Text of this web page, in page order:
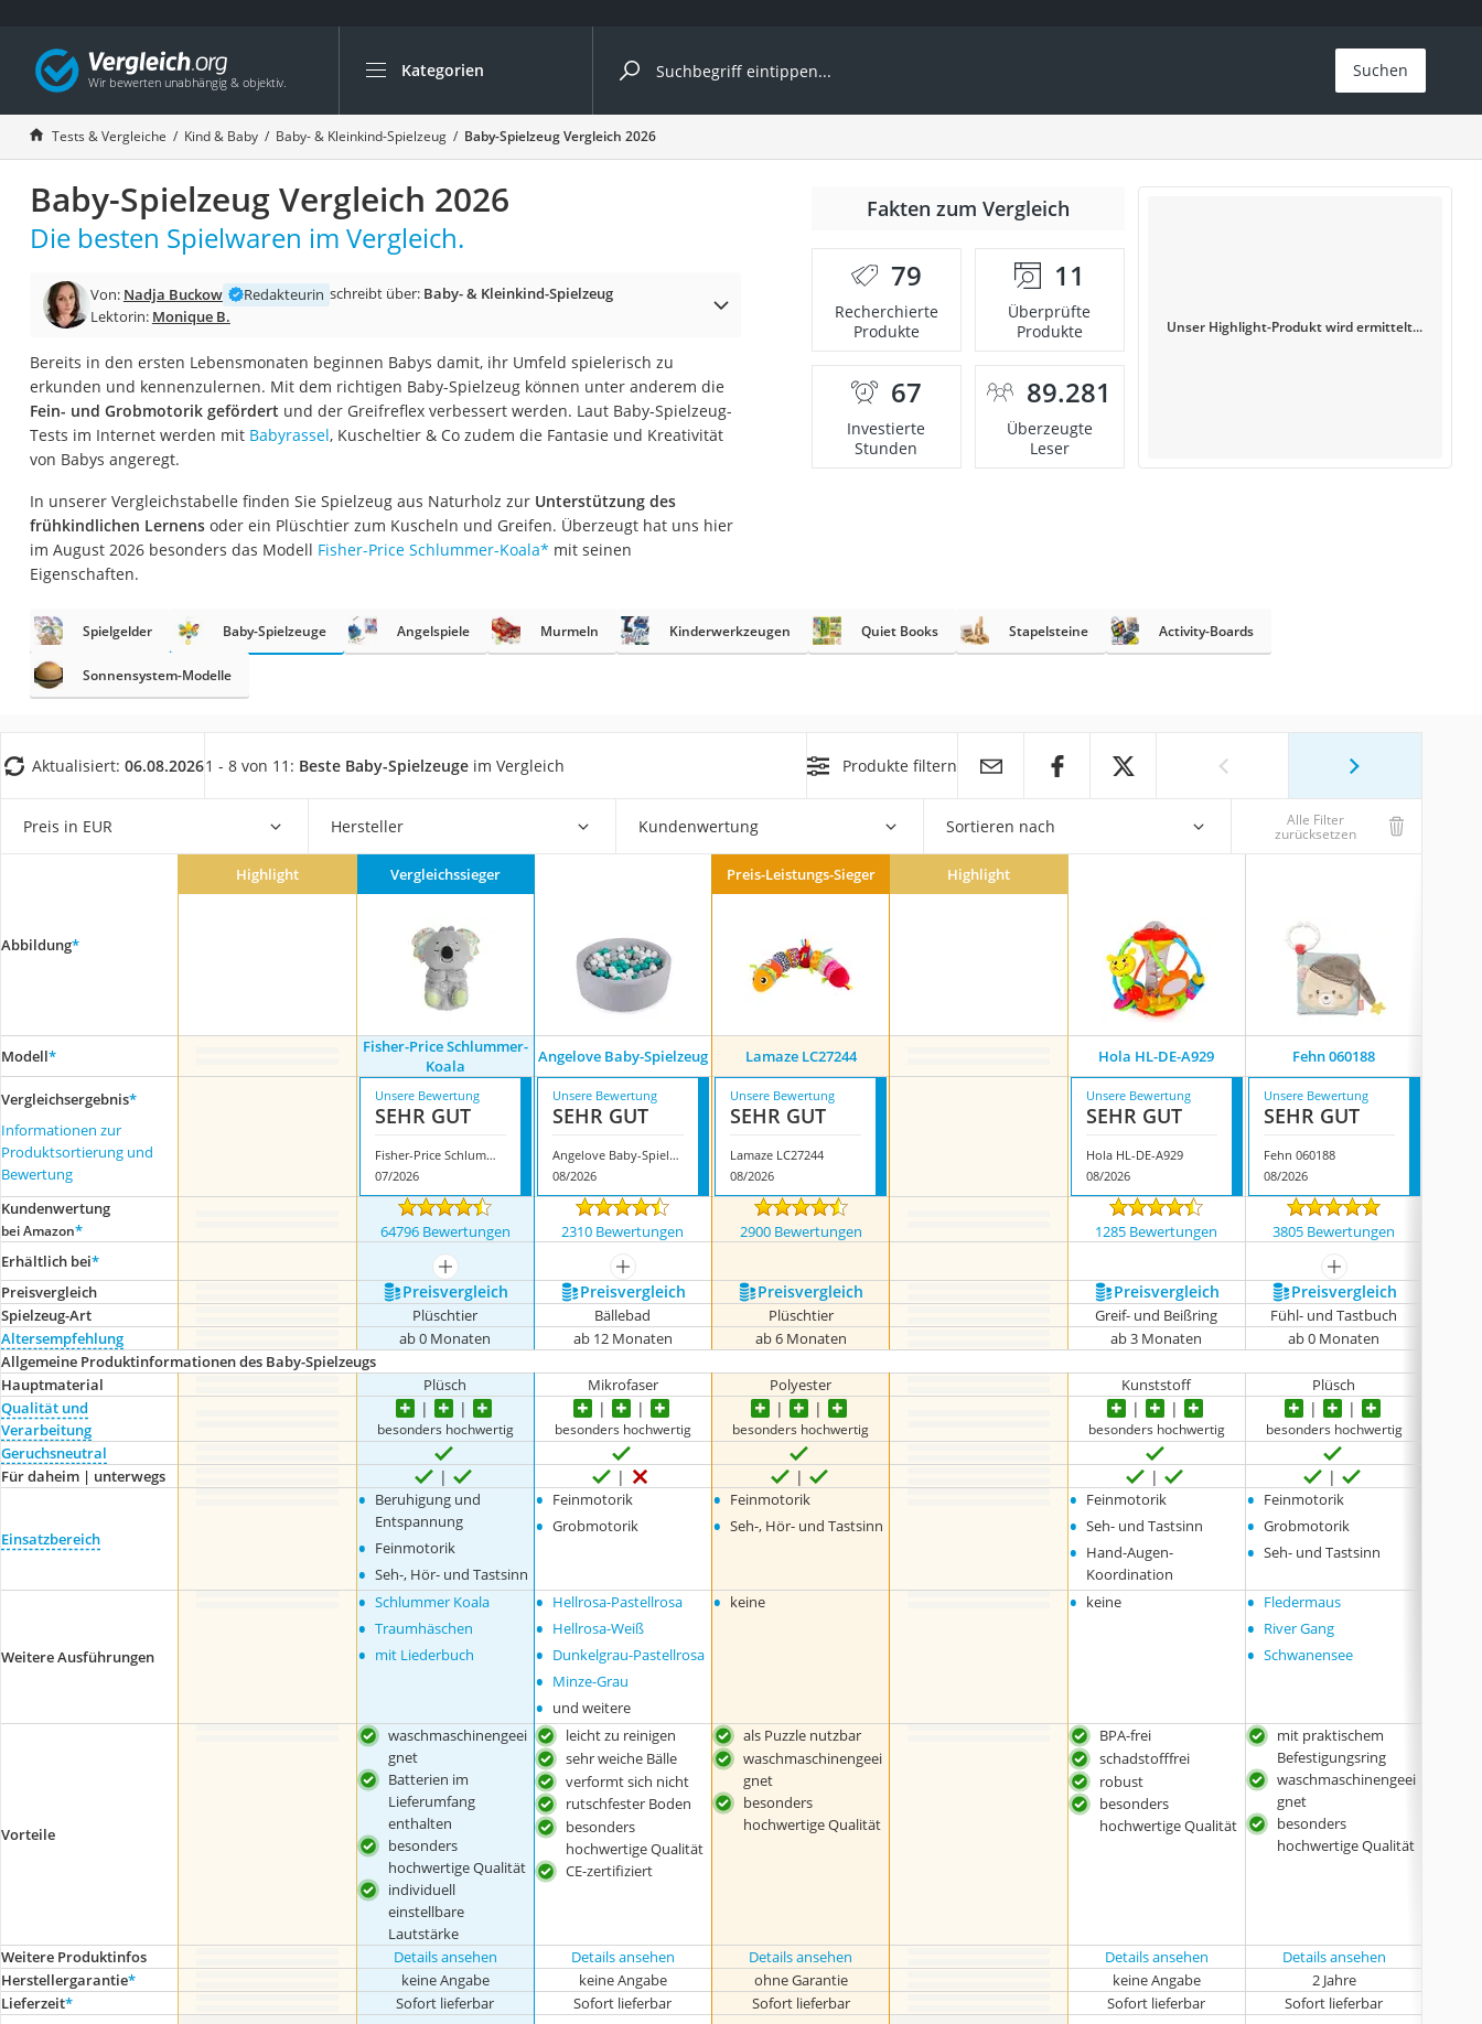
Kategorien
Die beliebtesten Vergleiche nach Kategorie
Kind & Baby
Babyphone mit 2 Kameras
Walkie-Talkie Kinder
Kindermatratzen
Babywippe
Rollschuhe für Kinder
Laufrad
Kinderschubkarre
Babyschlafsack
Babyphone
Treppenschutzgitter
Kinderroller 3 Räder
Ferngesteuertes Auto
Barfußschuhe Kinder
Ferngesteuerter Hubschrauber
Service
Suchen
Tests & Vergleiche Kind & Baby Baby- & Kleinkind-Spielzeug Baby-Spielzeug Vergleich 2026
Baby-Spielzeug Vergleich 2026
Die besten Spielwaren im Vergleich.
Von: Nadja Buckow Redakteurin schreibt über: Baby- & Kleinkind-Spielzeug
Lektorin: Monique B.
Bereits in den ersten Lebensmonaten beginnen Babys damit, ihr Umfeld spielerisch zu
erkunden und kennenzulernen. Mit dem richtigen Baby-Spielzeug können unter anderem die
Fein- und Grobmotorik gefördert und der Greifreflex verbessert werden. Laut Baby-Spielzeug-
Tests im Internet werden mit Babyrassel, Kuscheltier & Co zudem die Fantasie und Kreativität
von Babys angeregt.
In unserer Vergleichstabelle finden Sie Spielzeug aus Naturholz zur Unterstützung des
frühkindlichen Lernens oder ein Plüschtier zum Kuscheln und Greifen. Überzeugt hat uns hier
im August 2026 besonders das Modell Fisher-Price Schlummer-Koala* mit seinen
Eigenschaften.
Fakten zum Vergleich
79
Recherchierte
Produkte
11
Überprüfte
Produkte
67
Investierte
Stunden
89.281
Überzeugte
Leser
Unser Highlight-Produkt wird ermittelt...
Spielgelder Baby-Spielzeuge Angelspiele Murmeln Kinderwerkzeugen Quiet Books Stapelsteine Activity-Boards
Sonnensystem-Modelle
Aktualisiert: 06.08.20261 - 8 von 11: Beste Baby-Spielzeuge im Vergleich Produkte filtern
Preis in EUR Hersteller Kundenwertung Sortieren nach Alle Filter
zurücksetzen
Abbildung*
Highlight Vergleichssieger Preis-Leistungs-Sieger Highlight
Modell*
Fisher-Price Schlummer-
Koala
Angelove Baby-Spielzeug Lamaze LC27244 Hola HL-DE-A929 Fehn 060188
Vergleichsergebnis*
Informationen zur
Produktsortierung und
Bewertung
Unsere Bewertung
SEHR GUT
Fisher-Price Schlummer-Koala
07/2026
Unsere Bewertung
SEHR GUT
Angelove Baby-Spielzeug
08/2026
Unsere Bewertung
SEHR GUT
Lamaze LC27244
08/2026
Unsere Bewertung
SEHR GUT
Hola HL-DE-A929
08/2026
Unsere Bewertung
SEHR GUT
Fehn 060188
08/2026
Kundenwertung
bei Amazon* 64796 Bewertungen 2310 Bewertungen 2900 Bewertungen 1285 Bewertungen 3805 Bewertungen
Erhältlich bei*
mehr anzeigen mehr anzeigen
mehr anzeigen
Preis­vergleich
Preis­vergleich Preis­vergleich Preis­vergleich Preis­vergleich Preis­vergleich
Spielzeug-Art Plüschtier Bällebad Plüschtier Greif- und Beißring Fühl- und Tastbuch
Altersempfehlung
ab 0 Monaten ab 12 Monaten ab 6 Monaten ab 3 Monaten ab 0 Monaten
Allgemeine Produktinformationen des Baby-Spielzeugs
Hauptmaterial
Plüsch Mikrofaser Polyester Kunststoff
Plüsch
Qualität und
Verarbeitung
besonders hochwertig besonders hochwertig besonders hochwertig besonders hochwertig besonders hochwertig
Geruchsneutral
Für daheim | unterwegs
Einsatzbereich
• Beruhigung und
Entspannung
• Feinmotorik
• Seh-, Hör- und Tastsinn
• Feinmotorik
• Grobmotorik
• Feinmotorik
• Seh-, Hör- und Tastsinn
• Feinmotorik
• Seh- und Tastsinn
• Hand-Augen-
Koordination
• Feinmotorik
• Grobmotorik
• Seh- und Tastsinn
Weitere Ausführungen
• Schlummer Koala
• Traumhäschen
• mit Liederbuch
• Hellrosa-Pastellrosa
• Hellrosa-Weiß
• Dunkelgrau-Pastellrosa
• Minze-Grau
• und weitere
• keine • keine • Fledermaus
• River Gang
• Schwanensee
Vorteile
waschmaschinengeei
gnet
Batterien im
Lieferumfang
enthalten
besonders
hochwertige Qualität
individuell
einstellbare
Lautstärke
leicht zu reinigen
sehr weiche Bälle
verformt sich nicht
rutschfester Boden
besonders
hochwertige Qualität
CE-zertifiziert
als Puzzle nutzbar
waschmaschinengeei
gnet
besonders
hochwertige Qualität
BPA-frei
schadstofffrei
robust
besonders
hochwertige Qualität
mit praktischem
Befestigungsring
waschmaschinengeei
gnet
besonders
hochwertige Qualität
Weitere Produktinfos
Details ansehen Details ansehen Details ansehen Details ansehen Details ansehen
Herstellergarantie* keine Angabe keine Angabe ohne Garantie keine Angabe
2 Jahre
Lieferzeit* Sofort lieferbar Sofort lieferbar Sofort lieferbar Sofort lieferbar Sofort lieferbar